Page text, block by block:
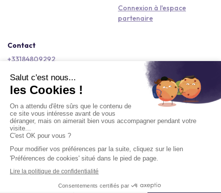
Connexion à l'espace
partenaire
Contact
+33184809292
Copyright © 2026 Kactus Tous droits réservés
Conditions générales d'utilisation
Mentions légales
Signaler un contenu